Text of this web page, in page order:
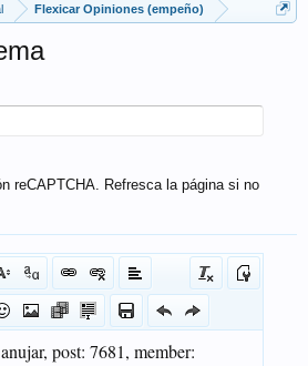
Flexicar Opiniones (empeño)
reCAPTCHA. Refresca la página si no